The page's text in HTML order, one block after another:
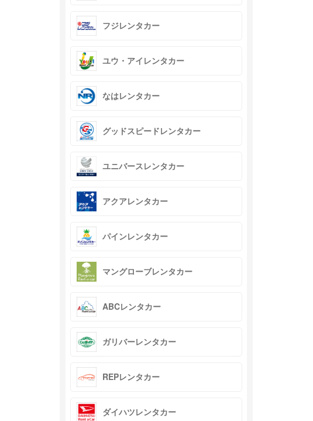
フジレンタカー
ユウ・アイレンタカー
なはレンタカー
グッドスピードレンタカー
ユニバースレンタカー
アクアレンタカー
パインレンタカー
マングローブレンタカー
ABCレンタカー
ガリバーレンタカー
REPレンタカー
ダイハツレンタカー